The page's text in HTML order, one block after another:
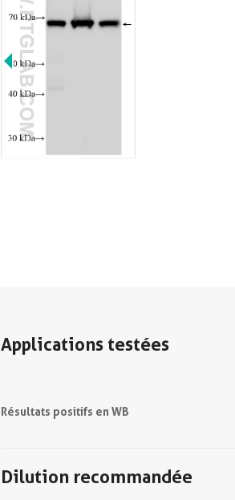
Applications testées
Résultats positifs en WB
Dilution recommandée